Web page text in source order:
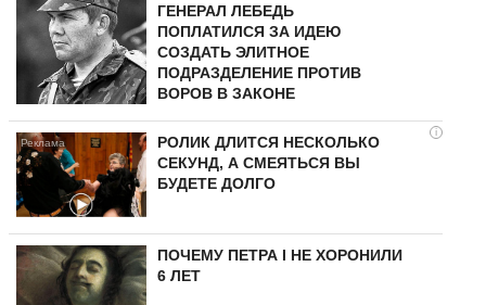
ГЕНЕРАЛ ЛЕБЕДЬ
ПОПЛАТИЛСЯ ЗА ИДЕЮ
СОЗДАТЬ ЭЛИТНОЕ
ПОДРАЗДЕЛЕНИЕ ПРОТИВ
ВОРОВ В ЗАКОНЕ
i
РОЛИК ДЛИТСЯ НЕСКОЛЬКО
СЕКУНД, А СМЕЯТЬСЯ ВЫ
БУДЕТЕ ДОЛГО
ПОЧЕМУ ПЕТРА I НЕ ХОРОНИЛИ
6 ЛЕТ